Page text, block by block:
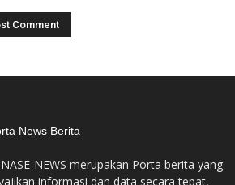
NEWS merupakan Porta berita yang
informasi dan data secara tepat,